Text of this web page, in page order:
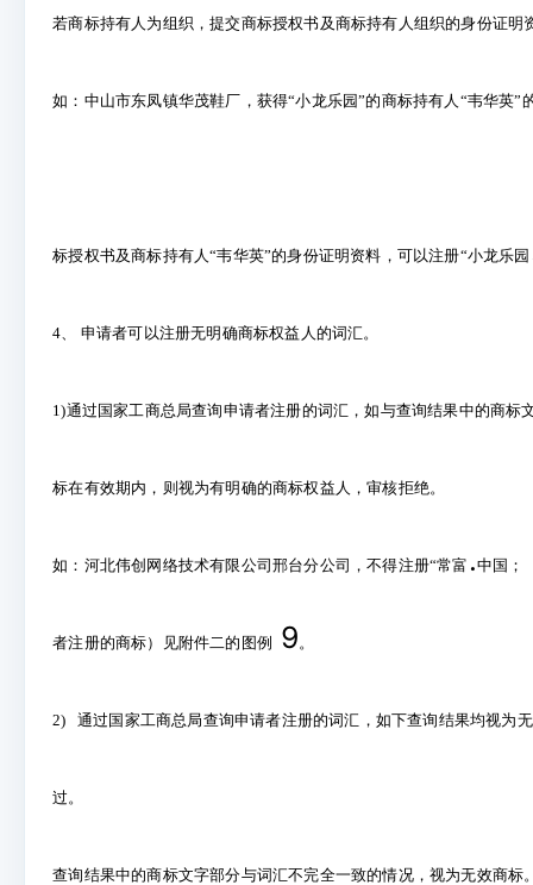
若商标持有人为组织，提交商标授权书及商标持有人组织的身份证明
如：中山市东凤镇华茂鞋厂，获得“小龙乐园”的商标持有人“韦华英”
标授权书及商标持有人“韦华英”的身份证明资料，可以注册“小龙乐园
4 、 申请者可以注册无明确商标权益人的词汇。
1)通过国家工商总局查询申请者注册的词汇，如与查询结果中的商标
标在有效期内，则视为有明确的商标权益人，审核拒绝。
如：河北伟创网络技术有限公司邢台分公司，不得注册“常富 .中国；
者注册的商标）见附件二的图例 9 。
2) 通过国家工商总局查询申请者注册的词汇，如下查询结果均视为
过。
查询结果中的商标文字部分与词汇不完全一致的情况，视为无效商标